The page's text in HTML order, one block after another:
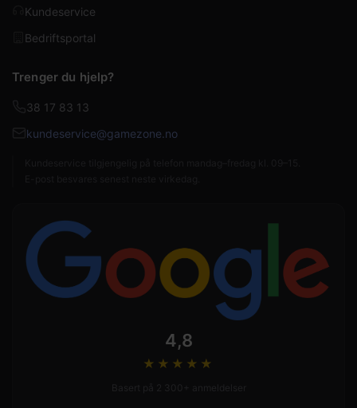
Kundeservice
Bedriftsportal
Trenger du hjelp?
38 17 83 13
kundeservice@gamezone.no
4,8
★★★★ ★